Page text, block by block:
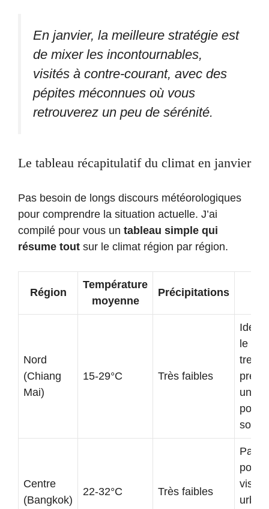
En janvier, la meilleure stratégie est
de mixer les incontournables,
visités à contre-courant, avec des
pépites méconnues où vous
retrouverez un peu de sérénité.
Le tableau récapitulatif du climat en janvier
Pas besoin de longs discours météorologiques
pour comprendre la situation actuelle. J’ai
compilé pour vous un tableau simple qui
résume tout sur le climat région par région.
Région
Température
moyenne
Précipitations
Nord
(Chiang
Mai)
15-29°C Très faibles
Idéal
le
une
pour
soir.
Centre
(Bangkok)
22-32°C Très faibles
pour
visites